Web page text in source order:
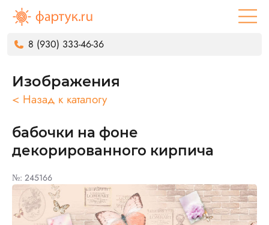
8 (930) 333-46-36
Изображения
< Назад к каталогу
бабочки на фоне
декорированного кирпича
№: 245166